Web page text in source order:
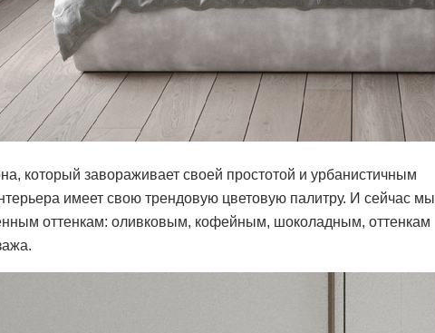
который завораживает своей простотой и урбанистичным
имеет свою трендовую цветовую палитру. И сейчас мы
оттенкам: оливковым, кофейным, шоколадным, оттенкам